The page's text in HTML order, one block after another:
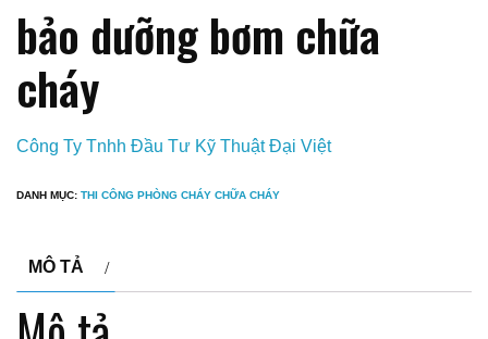
bảo dưỡng bơm chữa
cháy
Công Ty Tnhh Đầu Tư Kỹ Thuật Đại Việt
DANH MỤC: THI CÔNG PHÒNG CHÁY CHỮA CHÁY
MÔ TẢ